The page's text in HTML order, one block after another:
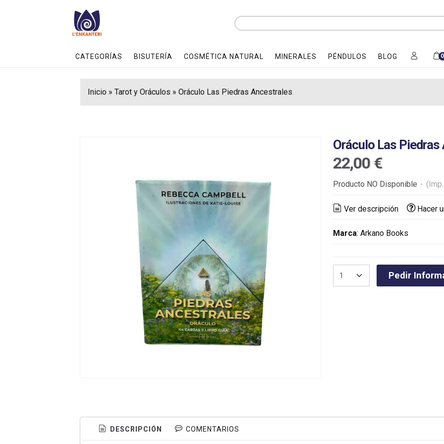
CATEGORÍAS BISUTERÍA COSMÉTICA NATURAL MINERALES PÉNDULOS BLOG 0
Inicio» Tarot y Oráculos » Oráculo Las Piedras Ancestrales
Oráculo Las
22,00 €
Producto NO Disponible -
Ver descripción Hacer
Marca: Arkano Books
Pedir
DESCRIPCIÓN COMENTARIOS